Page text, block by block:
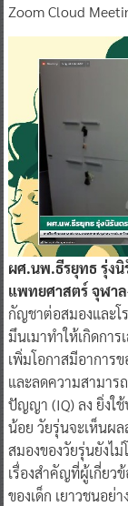
Zoom Cloud
ผศ.นพ.ธีรยุทธ รุ่ง
แพทยศาสตร์ จุฬา
กัญชาต่อสมองและโ
มึนเมาทำให้เกิดกา
เพิ่มโอกาสมีอาการ
และลดความสามาร
ปัญญา (IQ) ลง ยิ่งใ
น้อย วัยรุ่นจะเห็นผ
สมองของวัยรุ่นยังไ
เรื่องสำคัญที่ผู้เกี่ยว
ของเด็ก เยาวชนอย่